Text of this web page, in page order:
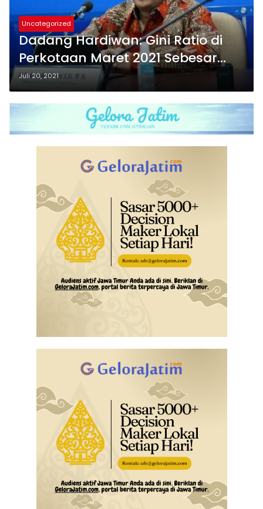
Uncategorized
Dadang Hardiwan: Gini Ratio di
Perkotaan Maret 2021 Sebesar
0,387
Juli 20, 2021